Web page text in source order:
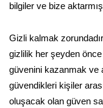
bilgiler ve bize
Gizli kalmak
gizlilik her şeyden
güvenini kazanmak ve
güvendikleri kişiler
oluşacak olan güven